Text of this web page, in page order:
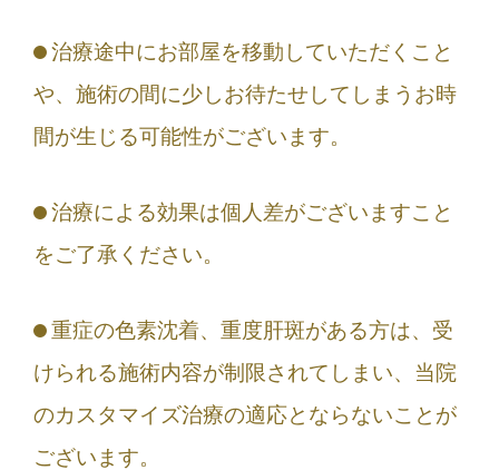
治療途中にお部屋を移動していただくこと
や、施術の間に少しお待たせしてしまうお時
間が生じる可能性がございます。
治療による効果は個人差がございますこと
をご了承ください。
重症の色素沈着、重度肝斑がある方は、受
けられる施術内容が制限されてしまい、当院
のカスタマイズ治療の適応とならないことが
ございます。